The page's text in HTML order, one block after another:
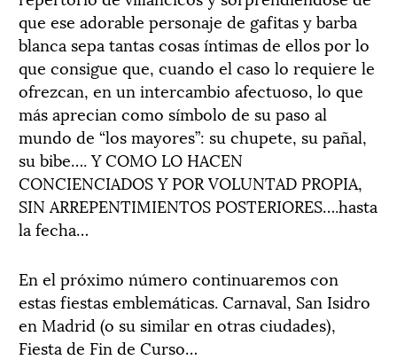
que ese adorable personaje de gafitas y barba
blanca sepa tantas cosas íntimas de ellos por lo
que consigue que, cuando el caso lo requiere le
ofrezcan, en un intercambio afectuoso, lo que
más aprecian como símbolo de su paso al
mundo de “los mayores”: su chupete, su pañal,
su bibe…. Y COMO LO HACEN
CONCIENCIADOS Y POR VOLUNTAD PROPIA,
SIN ARREPENTIMIENTOS POSTERIORES….hasta
la fecha…
En el próximo número continuaremos con
estas fiestas emblemáticas. Carnaval, San Isidro
en Madrid (o su similar en otras ciudades),
Fiesta de Fin de Curso…